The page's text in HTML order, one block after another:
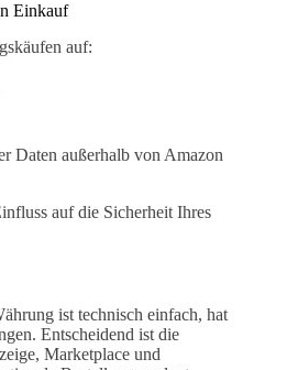
Einkauf
auf:
Daten außerhalb von Amazon
auf die Sicherheit Ihres
ist technisch einfach, hat
Entscheidend ist die
Marketplace und